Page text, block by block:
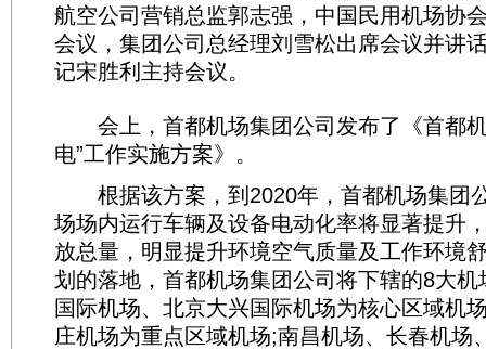
航空公司营销总监郭志强，中国民用机场协
会议，集团公司总经理刘雪松出席会议并讲
记宋胜利主持会议。
会上，首都机场集团公司发布了《首都机
电”工作实施方案》。
根据该方案，到2020年，首都机场集团
场场内运行车辆及设备电动化率将显著提升
放总量，明显提升环境空气质量及工作环境
划的落地，首都机场集团公司将下辖的8大
国际机场、北京大兴国际机场为核心区域机
庄机场为重点区域机场;南昌机场、长春机场